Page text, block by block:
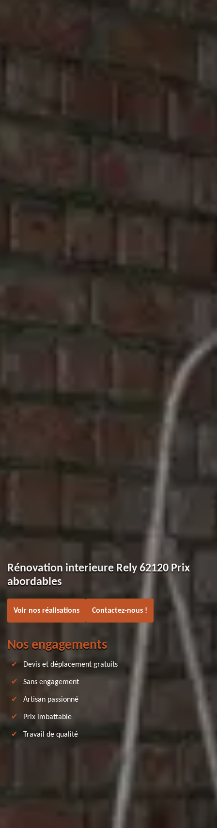
Rénovation interieure Rely 62120 Prix
abordables
Voir nos réalisations Contactez-nous !
Nos engagements
Devis et déplacement gratuits
Sans engagement
Artisan passionné
Prix imbattable
Travail de qualité